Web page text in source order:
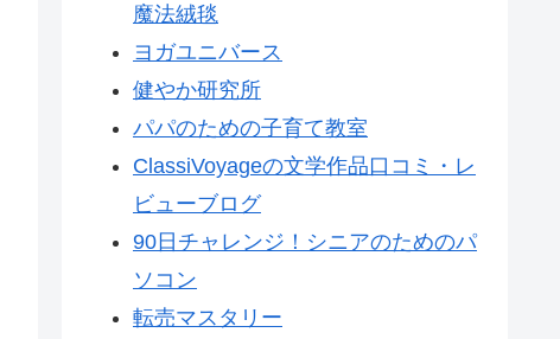
魔法絨毯
ヨガユニバース
健やか研究所
パパのための子育て教室
ClassiVoyageの文学作品口コミ・レ
ビューブログ
90日チャレンジ！シニアのためのパ
ソコン
転売マスタリー